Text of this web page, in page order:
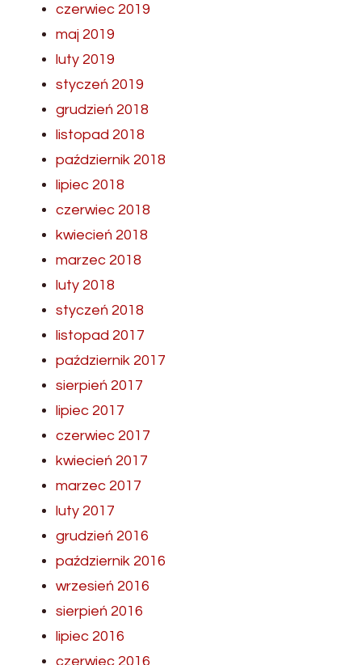
czerwiec 2019
maj 2019
luty 2019
styczeń 2019
grudzień 2018
listopad 2018
październik 2018
lipiec 2018
czerwiec 2018
kwiecień 2018
marzec 2018
luty 2018
styczeń 2018
listopad 2017
październik 2017
sierpień 2017
lipiec 2017
czerwiec 2017
kwiecień 2017
marzec 2017
luty 2017
grudzień 2016
październik 2016
wrzesień 2016
sierpień 2016
lipiec 2016
czerwiec 2016